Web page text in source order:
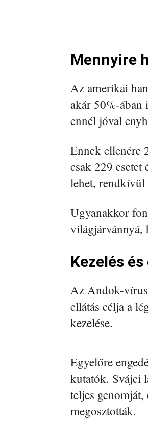
Mennyire
Az amerikai
akár 50%-ában
ennél jóval
Ennek ellenére
csak 229 esetet
lehet, rendkívül
Ugyanakkor
világjárvánnyá,
Kezelés
Az Andok-
ellátás célja a
kezelése.
Egyelőre
kutatók. Svájci
teljes
megosztották.